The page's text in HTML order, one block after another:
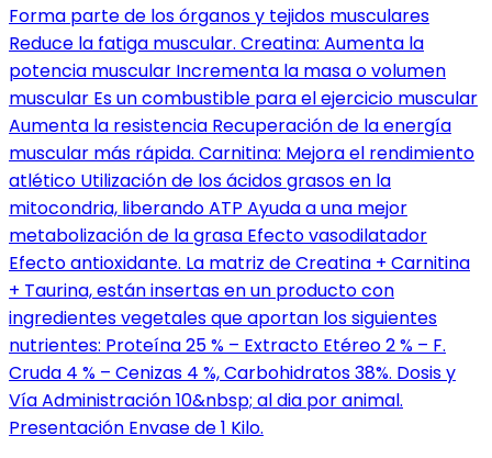
Forma parte de los órganos y tejidos musculares
Reduce la fatiga muscular. Creatina: Aumenta la
potencia muscular Incrementa la masa o volumen
muscular Es un combustible para el ejercicio muscular
Aumenta la resistencia Recuperación de la energía
muscular más rápida. Carnitina: Mejora el rendimiento
atlético Utilización de los ácidos grasos en la
mitocondria, liberando ATP Ayuda a una mejor
metabolización de la grasa Efecto vasodilatador
Efecto antioxidante. La matriz de Creatina + Carnitina
+ Taurina, están insertas en un producto con
ingredientes vegetales que aportan los siguientes
nutrientes: Proteína 25 % – Extracto Etéreo 2 % – F.
Cruda 4 % – Cenizas 4 %, Carbohidratos 38%. Dosis y
Vía Administración 10&nbsp; al dia por animal.
Presentación Envase de 1 Kilo.